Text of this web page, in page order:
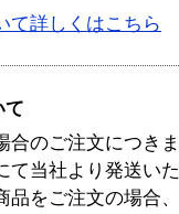
て詳しくはこちら
て
合のご注文につき
て当社より発送い
品をご注文の場合